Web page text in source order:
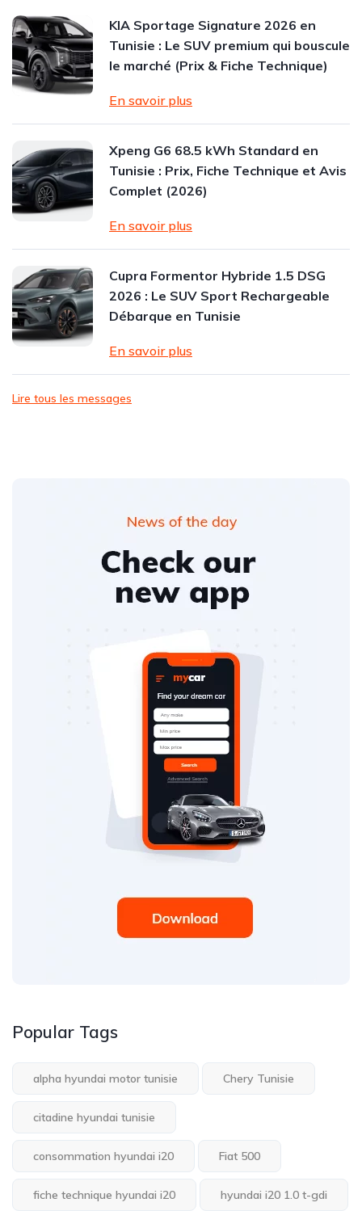
KIA Sportage Signature 2026 en
Tunisie : Le SUV premium qui bouscule
le marché (Prix & Fiche Technique)
En savoir plus
Xpeng G6 68.5 kWh Standard en
Tunisie : Prix, Fiche Technique et Avis
Complet (2026)
En savoir plus
Cupra Formentor Hybride 1.5 DSG
2026 : Le SUV Sport Rechargeable
Débarque en Tunisie
En savoir plus
Lire tous les messages
Popular Tags
alpha hyundai motor tunisie Chery Tunisie
citadine hyundai tunisie
consommation hyundai i20 Fiat 500
fiche technique hyundai i20 hyundai i20 1.0 t-gdi